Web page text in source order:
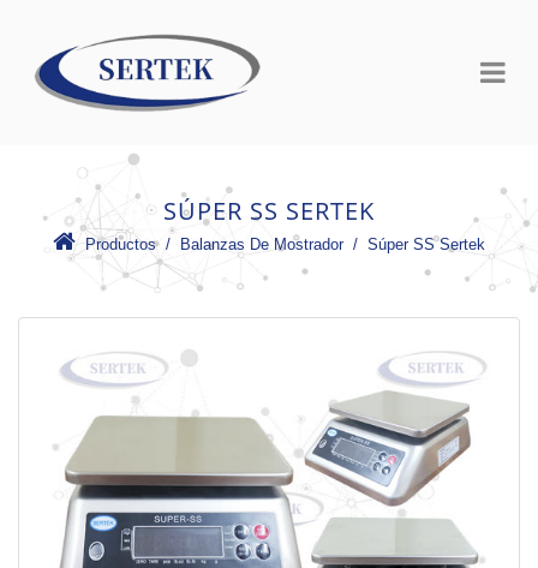
SÚPER SS SERTEK
Productos / Balanzas De Mostrador / Súper SS Sertek